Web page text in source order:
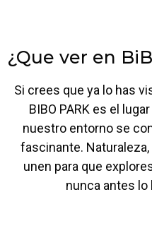
¿Que ver en
Si crees que ya lo has
BIBO PARK es el
nuestro entorno se
fascinante.
unen para que
nunca antes lo